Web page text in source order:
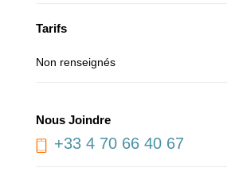
Tarifs
Non renseignés
Nous Joindre
+33 4 70 66 40 67